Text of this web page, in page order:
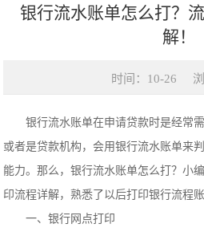
银行流水账单怎么打？
解！
时间：10-26
银行流水账单在申请贷款时是经常需
或者是贷款机构，会用银行流水账单来
能力。那么，银行流水账单怎么打？小
印流程详解，熟悉了以后打印银行流程账
一、银行网点打印